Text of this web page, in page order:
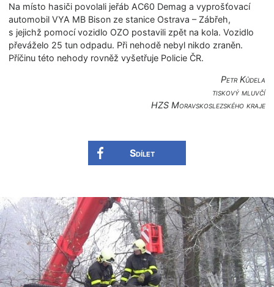
Na místo hasiči povolali jeřáb AC60 Demag a vyprošťovací
automobil VYA MB Bison ze stanice Ostrava – Zábřeh,
s jejichž pomocí vozidlo OZO postavili zpět na kola. Vozidlo
převáželo 25 tun odpadu. Při nehodě nebyl nikdo zraněn.
Příčinu této nehody rovněž vyšetřuje Policie ČR.
Petr Kůdela
tiskový mluvčí
HZS Moravskoslezské­ho kraje
Sdílet